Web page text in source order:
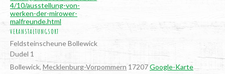
4/10/ausstellung-von-
werken-der-mirower-
malfreunde.html
VERANSTALTUNGSORT
Feld­stein­scheu­ne Bollewick
Dudel 1
Bollewick, Mecklenburg-Vorpommern 17207Google-Karte